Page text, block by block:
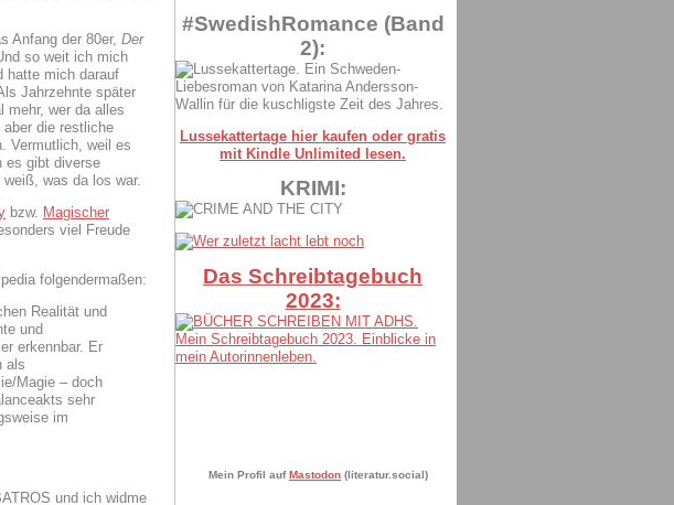
Anfang der 80er, Der
so weit ich mich
hatte mich darauf
Jahrzehnte später
mehr, wer da alles
die restliche
Vermutlich, weil es
es gibt diverse
was da los war.
bzw. Magischer
viel Freude
folgendermaßen:
Realität und
und
erkennbar. Er
als
Magie – doch
sehr
im
und ich widme
#SwedishRomance (Band
2):
Lussekattertage hier kaufen oder gratis
mit Kindle Unlimited lesen.
KRIMI:
Das Schreibtagebuch
2023:
Mein Profil auf Mastodon (literatur.social)